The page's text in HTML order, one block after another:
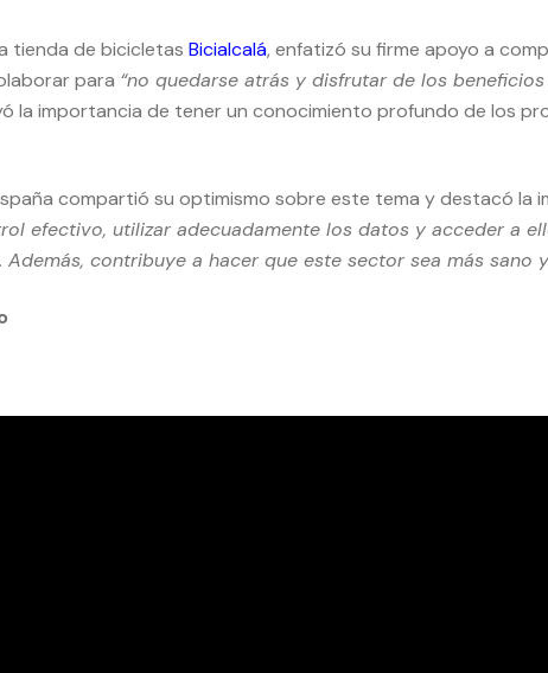
tienda de bicicletas Bicialcalá, enfatizó su firme apoyo a
para “no quedarse atrás y disfrutar de los
la importancia de tener un conocimiento profundo de los
compartió su optimismo sobre este tema y destacó la
efectivo, utilizar adecuadamente los datos y acceder a
contribuye a hacer que este sector sea más sano